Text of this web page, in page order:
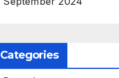
Categories